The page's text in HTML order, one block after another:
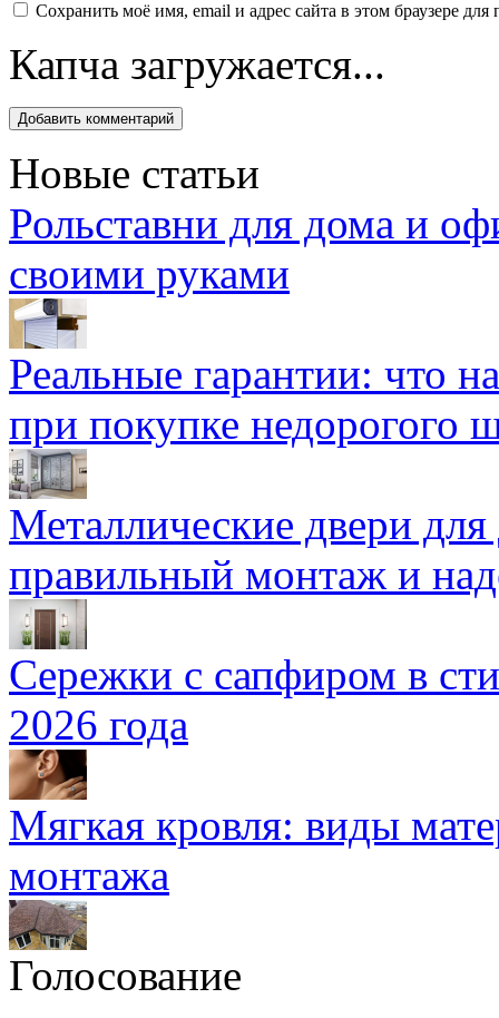
Сохранить моё имя, email и адрес сайта в этом браузере
Капча загружается...
Новые статьи
Рольставни для дома и
своими руками
Реальные гарантии: что
при покупке недорогого
Металлические двери
правильный монтаж и
Сережки с сапфиром в
2026 года
Мягкая кровля: виды
монтажа
Голосование